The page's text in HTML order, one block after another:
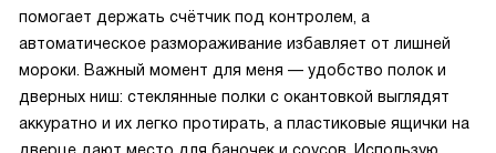
помогает держать счётчик под контролем, а
автоматическое размораживание избавляет от лишней
мороки. Важный момент для меня — удобство полок и
дверных ниш: стеклянные полки с окантовкой выглядят
аккуратно и их легко протирать, а пластиковые ящички на